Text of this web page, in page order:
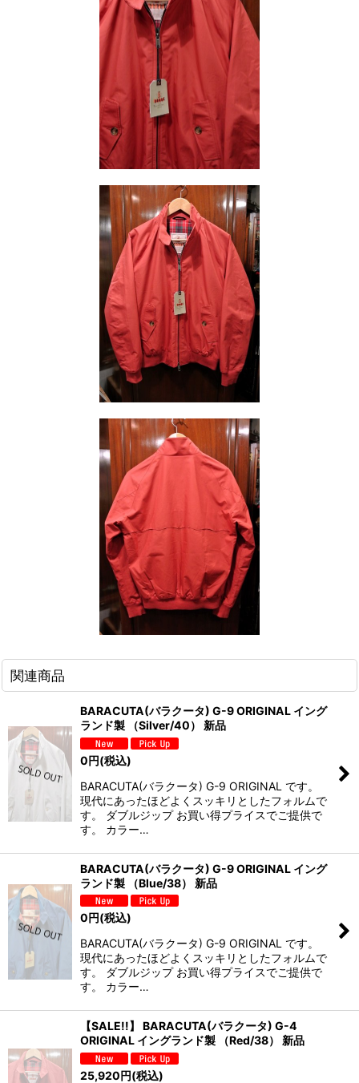
関連商品
BARACUTA(バラクータ) G-9 ORIGINAL イング
ランド製 （Silver/40） 新品
0円(税込)
BARACUTA(バラクータ) G-9 ORIGINAL です。
現代にあったほどよくスッキリとしたフォルムで
す。 ダブルジップ お買い得プライスでご提供で
す。 カラー…
BARACUTA(バラクータ) G-9 ORIGINAL イング
ランド製 （Blue/38） 新品
0円(税込)
BARACUTA(バラクータ) G-9 ORIGINAL です。
現代にあったほどよくスッキリとしたフォルムで
す。 ダブルジップ お買い得プライスでご提供で
す。 カラー…
【SALE!!】 BARACUTA(バラクータ) G-4
ORIGINAL イングランド製 （Red/38） 新品
25,920円(税込)